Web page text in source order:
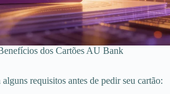
dos Cartões AU Bank
requisitos antes de pedir seu cartão: